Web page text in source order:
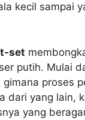
kecil sampai
set
putih. Mulai
proses
dari yang lain,
yang